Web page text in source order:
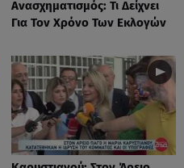
Ανασχηματισμός: Τι Δείχνει
Για Τον Χρόνο Των Εκλογών